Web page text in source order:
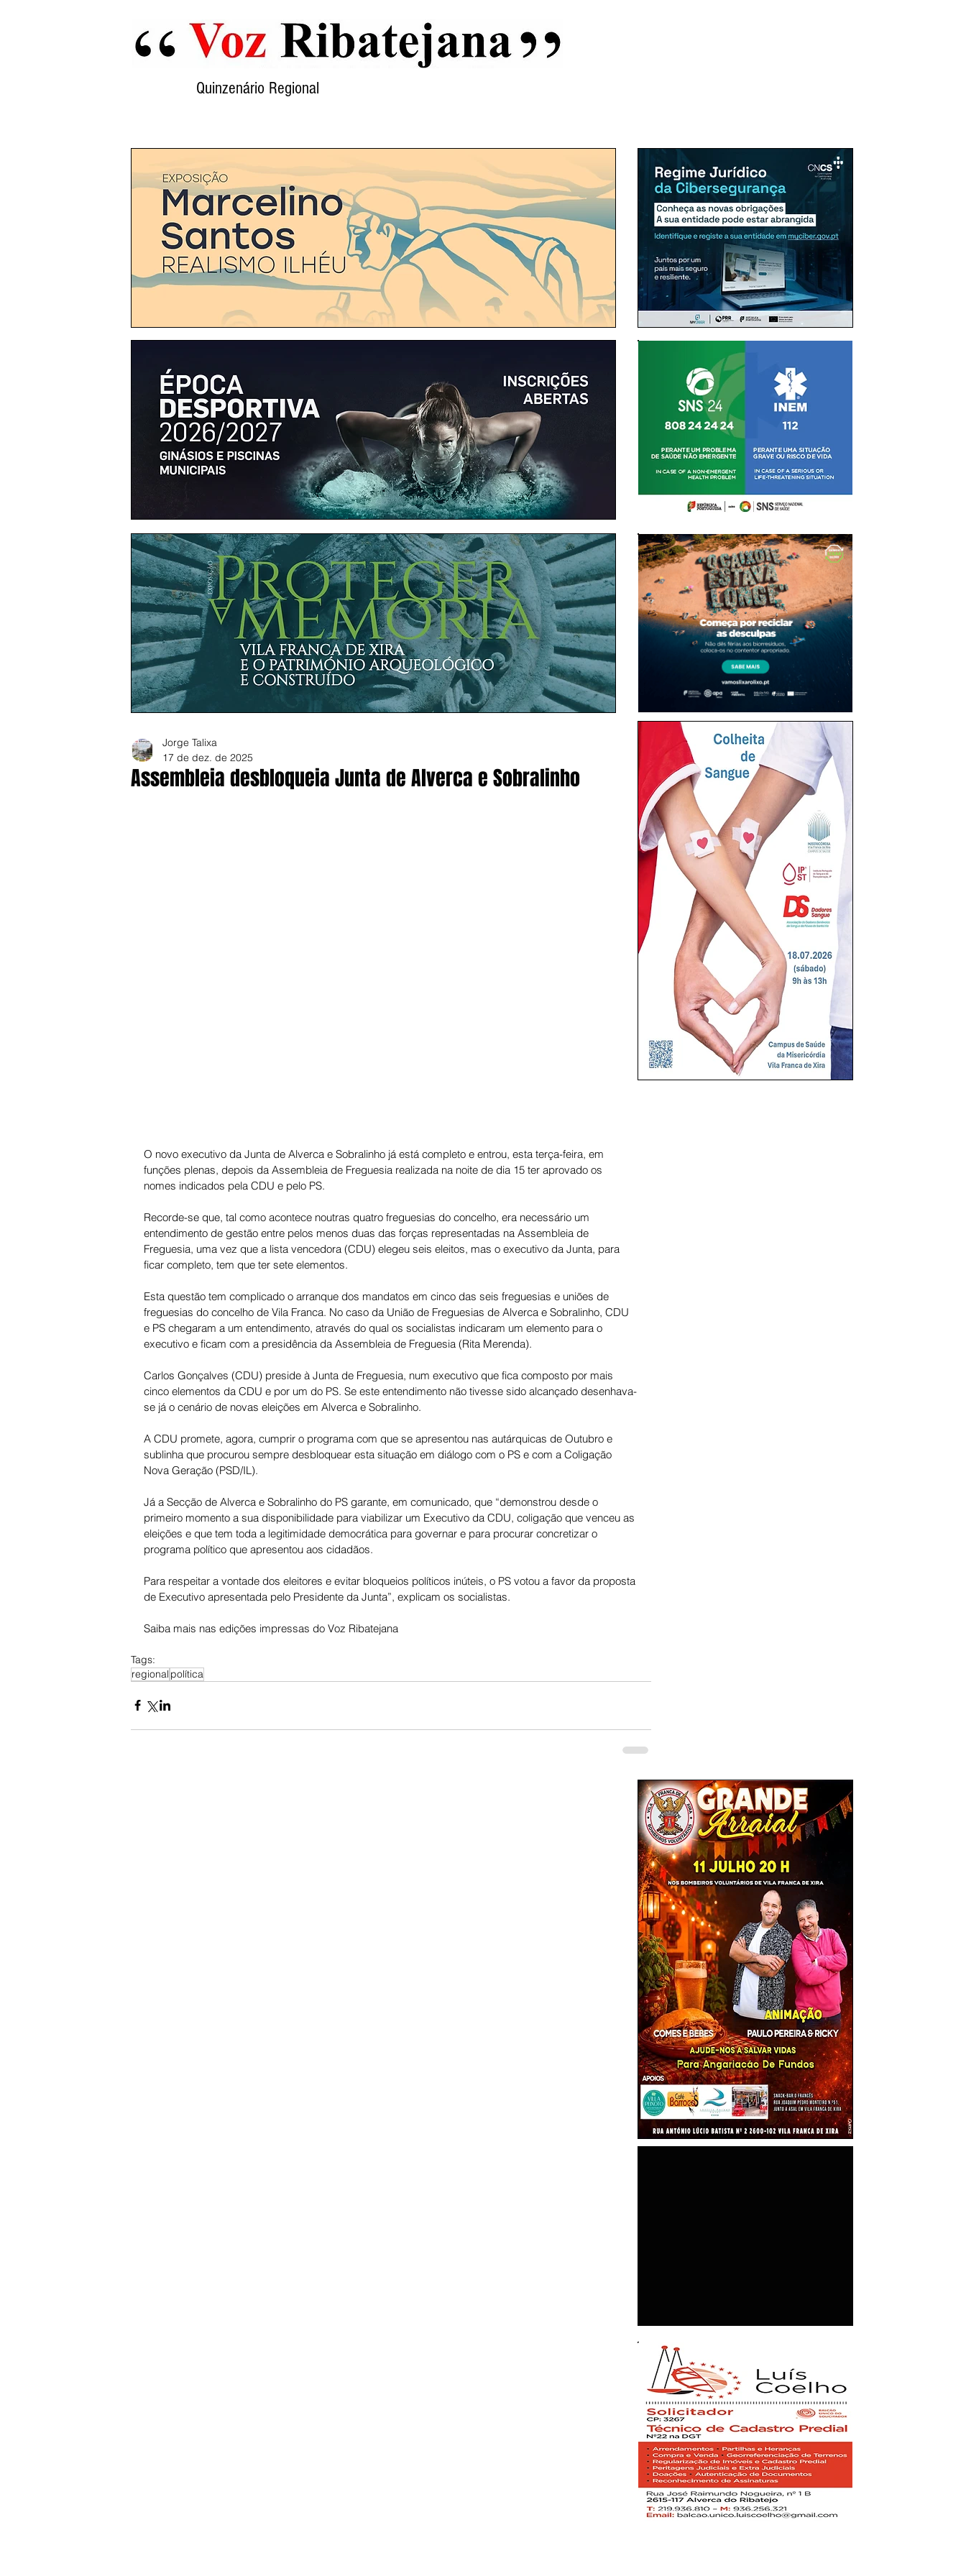
Quinzenário Regional
Assembleia desbloqueia Junta de Alverca e Sobralinho
Jorge Talixa
17 de dez. de 2025
O novo executivo da Junta de Alverca e Sobralinho já está completo e entrou, esta terça-feira, em
funções plenas, depois da Assembleia de Freguesia realizada na noite de dia 15 ter aprovado os
nomes indicados pela CDU e pelo PS.
Recorde-se que, tal como acontece noutras quatro freguesias do concelho, era necessário um
entendimento de gestão entre pelos menos duas das forças representadas na Assembleia de
Freguesia, uma vez que a lista vencedora (CDU) elegeu seis eleitos, mas o executivo da Junta, para
ficar completo, tem que ter sete elementos.
Esta questão tem complicado o arranque dos mandatos em cinco das seis freguesias e uniões de
freguesias do concelho de Vila Franca. No caso da União de Freguesias de Alverca e Sobralinho, CDU
e PS chegaram a um entendimento, através do qual os socialistas indicaram um elemento para o
executivo e ficam com a presidência da Assembleia de Freguesia (Rita Merenda).
Carlos Gonçalves (CDU) preside à Junta de Freguesia, num executivo que fica composto por mais
cinco elementos da CDU e por um do PS. Se este entendimento não tivesse sido alcançado desenhava-
se já o cenário de novas eleições em Alverca e Sobralinho.
A CDU promete, agora, cumprir o programa com que se apresentou nas autárquicas de Outubro e
sublinha que procurou sempre desbloquear esta situação em diálogo com o PS e com a Coligação
Nova Geração (PSD/IL).
Já a Secção de Alverca e Sobralinho do PS garante, em comunicado, que “demonstrou desde o
primeiro momento a sua disponibilidade para viabilizar um Executivo da CDU, coligação que venceu as
eleições e que tem toda a legitimidade democrática para governar e para procurar concretizar o
programa político que apresentou aos cidadãos.
Para respeitar a vontade dos eleitores e evitar bloqueios políticos inúteis, o PS votou a favor da proposta
de Executivo apresentada pelo Presidente da Junta”, explicam os socialistas.
Saiba mais nas edições impressas do Voz Ribatejana
Tags:
regional política